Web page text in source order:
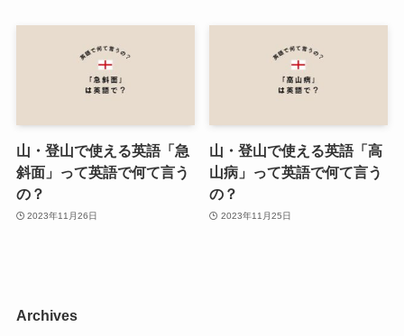
山・登山で使える英語「急
斜面」って英語で何て言う
の？
2023年11月26日
山・登山で使える英語「高
山病」って英語で何て言う
の？
2023年11月25日
Archives